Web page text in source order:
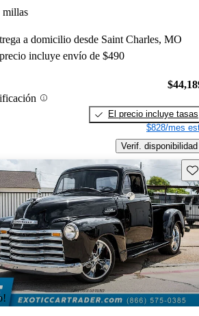
millas
a domicilio desde Saint Charles, MO
incluye envío de $490
El precio incluye tasas
$828/mes
Verif. disponibilidad
Aviso